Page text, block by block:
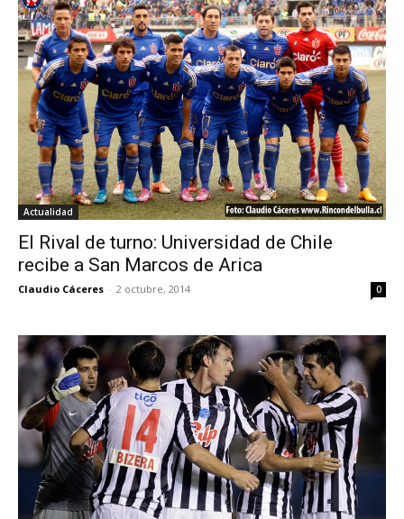
Actualidad
El Rival de turno: Universidad de Chile
recibe a San Marcos de Arica
Claudio Cáceres - 2 octubre, 2014 0